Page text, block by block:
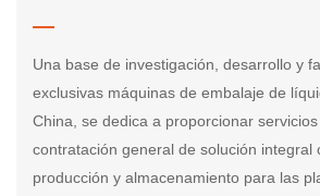
Una base de investigación, desarrollo y
exclusivas máquinas de embalaje de
China, se dedica a proporcionar
contratación general de solución integral
producción y almacenamiento para las